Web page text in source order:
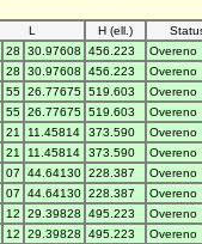
L H (ell.)
28 30.97608 456.223
Overeno
28 30.97608 456.223
Overeno
55 26.77675 519.603
Overeno
55 26.77675 519.603
Overeno
21 11.45814 373.590
Overeno
21 11.45814 373.590
Overeno
07 44.64130 228.387
Overeno
07 44.64130 228.387
Overeno
12 29.39828 495.223
Overeno
12 29.39828 495.223
Overeno